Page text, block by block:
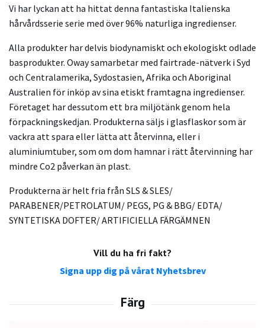
Vill du ha fri fakt?
Signa upp dig på vårat Nyhetsbrev
Vi har lyckan att ha hittat denna fantastiska Italienska
hårvårdsserie serie med över 96% naturliga ingredienser.
Alla produkter har delvis biodynamiskt och ekologiskt odlade
basprodukter. Oway samarbetar med fairtrade-nätverk i Syd
och Centralamerika, Sydostasien, Afrika och Aboriginal
Australien för inköp av sina etiskt framtagna ingredienser.
Företaget har dessutom ett bra miljötänk genom hela
förpackningskedjan. Produkterna säljs i glasflaskor som är
vackra att spara eller lätta att återvinna, eller i
aluminiumtuber, som om dom hamnar i rätt återvinning har
mindre Co2 påverkan än plast.
Produkterna är helt fria från SLS & SLES/
PARABENER/PETROLATUM/ PEGS, PG & BBG/ EDTA/
SYNTETISKA DOFTER/ ARTIFICIELLA FÄRGÄMNEN